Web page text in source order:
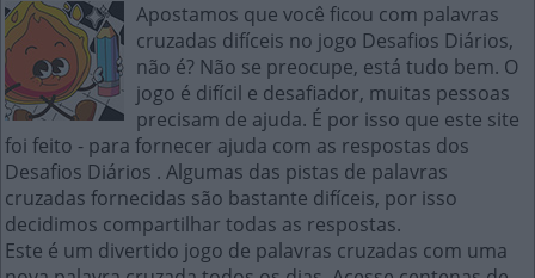
Apostamos que você ficou com palavras
cruzadas difíceis no jogo Desafios Diários,
não é? Não se preocupe, está tudo bem. O
jogo é difícil e desafiador, muitas pessoas
precisam de ajuda. É por isso que este site
foi feito - para fornecer ajuda com as respostas dos
Desafios Diários . Algumas das pistas de palavras
cruzadas fornecidas são bastante difíceis, por isso
decidimos compartilhar todas as respostas.
Este é um divertido jogo de palavras cruzadas com uma